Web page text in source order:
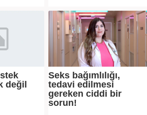
değil
Seks bağımlılığı,
tedavi edilmesi
gereken ciddi bir
sorun!